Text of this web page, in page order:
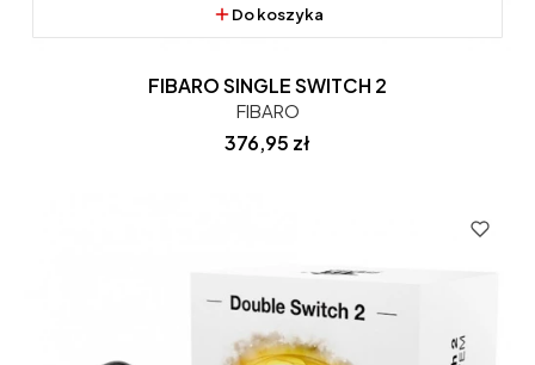
Do koszyka
FIBARO SINGLE SWITCH 2
FIBARO
Cena
376,95 zł